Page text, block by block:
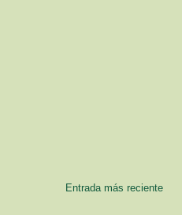
Entrada más reciente